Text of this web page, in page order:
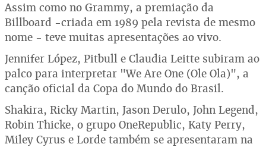
Assim como no Grammy, a premiação da
Billboard -criada em 1989 pela revista de mesmo
nome - teve muitas apresentações ao vivo.
Jennifer López, Pitbull e Claudia Leitte subiram ao
palco para interpretar "We Are One (Ole Ola)", a
canção oficial da Copa do Mundo do Brasil.
Shakira, Ricky Martin, Jason Derulo, John Legend,
Robin Thicke, o grupo OneRepublic, Katy Perry,
Miley Cyrus e Lorde também se apresentaram na